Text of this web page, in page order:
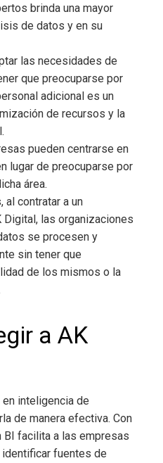
brinda una mayor
de datos y en su
las necesidades de
que preocuparse por
adicional es un
de recursos y la
pueden centrarse en
lugar de preocuparse por
área.
al contratar a un
las organizaciones
se procesen y
sin tener que
de los mismos o la
a AK
inteligencia de
de manera efectiva. Con
facilita a las empresas
fuentes de